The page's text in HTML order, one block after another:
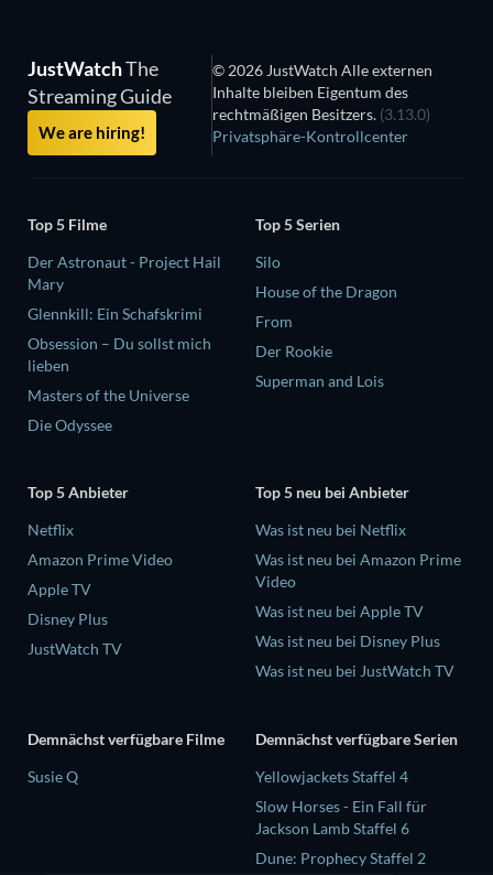
JustWatchThe
Streaming Guide
We are hiring!
© 2026 JustWatch Alle externen
Inhalte bleiben Eigentum des
rechtmäßigen Besitzers. (3.13.0)
Privatsphäre-Kontrollcenter
Top 5 Filme
Der Astronaut - Project Hail
Mary
Glennkill: Ein Schafskrimi
Obsession – Du sollst mich
lieben
Masters of the Universe
Die Odyssee
Top 5 Serien
Silo
House of the Dragon
From
Der Rookie
Superman and Lois
Top 5 Anbieter
Netflix
Amazon Prime Video
Apple TV
Disney Plus
JustWatch TV
Top 5 neu bei Anbieter
Was ist neu bei Netflix
Was ist neu bei Amazon Prime
Video
Was ist neu bei Apple TV
Was ist neu bei Disney Plus
Was ist neu bei JustWatch TV
Demnächst verfügbare Filme
Susie Q
Demnächst verfügbare Serien
Yellowjackets Staffel 4
Slow Horses - Ein Fall für
Jackson Lamb Staffel 6
Dune: Prophecy Staffel 2